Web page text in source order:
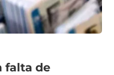
falta de